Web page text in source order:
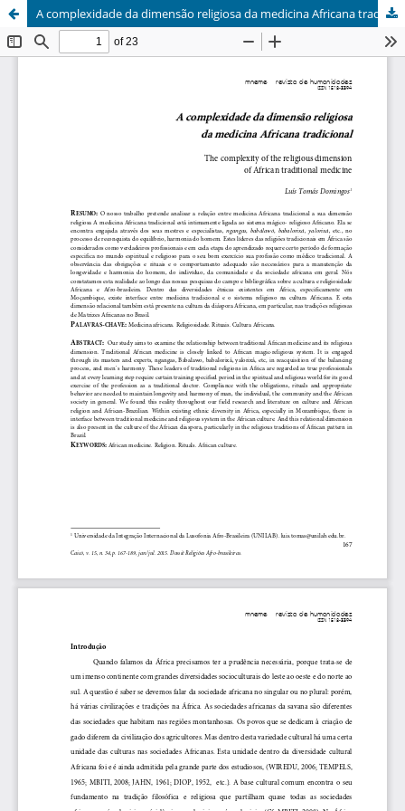
A complexidade da dimensão religiosa da medicina Africana tradicional